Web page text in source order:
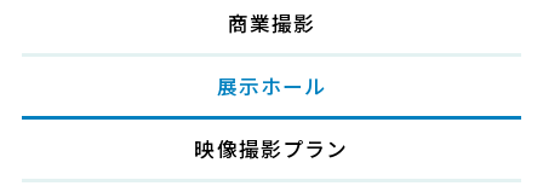
商業撮影
展示ホール
映像撮影プラン